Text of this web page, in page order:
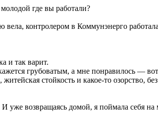
где вы работали?
контролером в Коммунэнерго
и так варит.
грубоватым, а мне понравилось —
стойкость и какое-то озорство,
И уже возвращаясь домой, я поймала себя